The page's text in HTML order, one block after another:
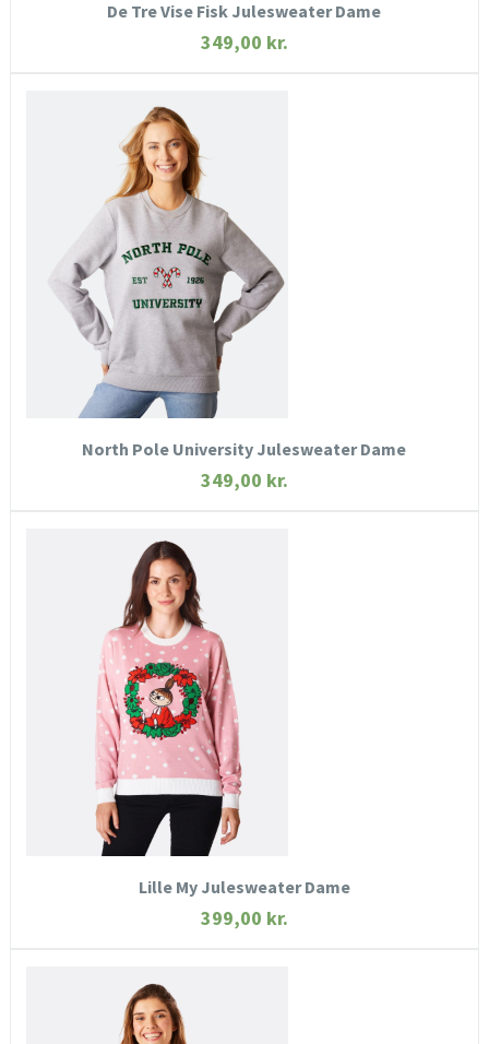
De Tre Vise Fisk Julesweater Dame
349,00 kr.
HURTIGT KIG
SE MERE
North Pole University Julesweater Dame
349,00 kr.
HURTIGT KIG
SE MERE
KØB NU
Lille My Julesweater Dame
399,00 kr.